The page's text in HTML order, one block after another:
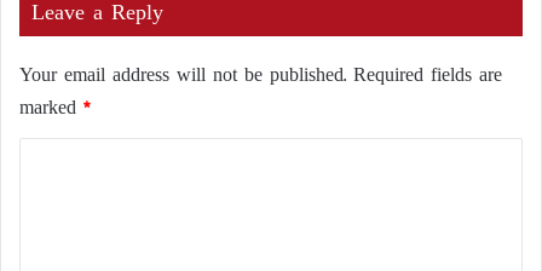
Leave a Reply
Your email address will not be published. Required fields are
marked *